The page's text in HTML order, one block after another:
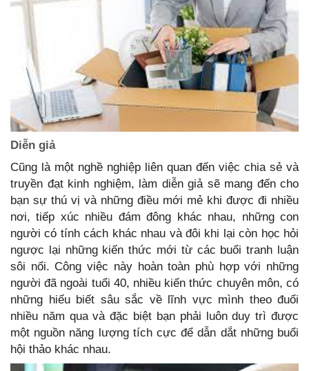
Diễn giả
Cũng là một nghề nghiệp liên quan đến việc chia sẻ và
truyền đạt kinh nghiệm, làm diễn giả sẽ mang đến cho
bạn sự thú vị và những điều mới mẻ khi được đi nhiều
nơi, tiếp xúc nhiều đám đông khác nhau, những con
người có tính cách khác nhau và đôi khi lại còn học hỏi
ngược lại những kiến thức mới từ các buổi tranh luận
sôi nổi. Công việc này hoàn toàn phù hợp với những
người đã ngoài tuổi 40, nhiều kiến thức chuyên môn, có
những hiểu biết sâu sắc về lĩnh vực mình theo đuổi
nhiều năm qua và đặc biệt bạn phải luôn duy trì được
một nguồn năng lượng tích cực để dẫn dắt những buổi
hội thảo khác nhau.